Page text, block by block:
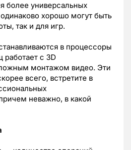
более универсальных
хорошо могут быть
так и для игр.
в процессоры
работает с 3D
монтажом видео. Эти
всего, встретите в
неважно, в какой